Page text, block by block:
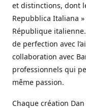
et distinctions, dont
Repubblica Italiana
République
de perfection avec
collaboration avec
professionnels qui
même passion.
Chaque création